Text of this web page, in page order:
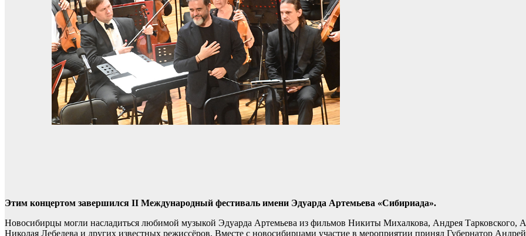
Этим концертом завершился II Международный фестиваль имени Эдуарда Артемьева «Сибириада».
Новосибирцы могли насладиться любимой музыкой Эдуарда Артемьева из фильмов Никиты Михалкова, Андрея Тарковского,
Николая Лебедева и других известных режиссёров. Вместе с новосибирцами участие в мероприятии принял Губернатор